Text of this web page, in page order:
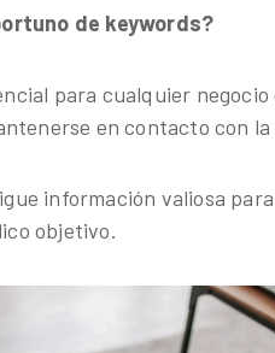
de keywords?
para cualquier
en contacto con
información valiosa
objetivo.